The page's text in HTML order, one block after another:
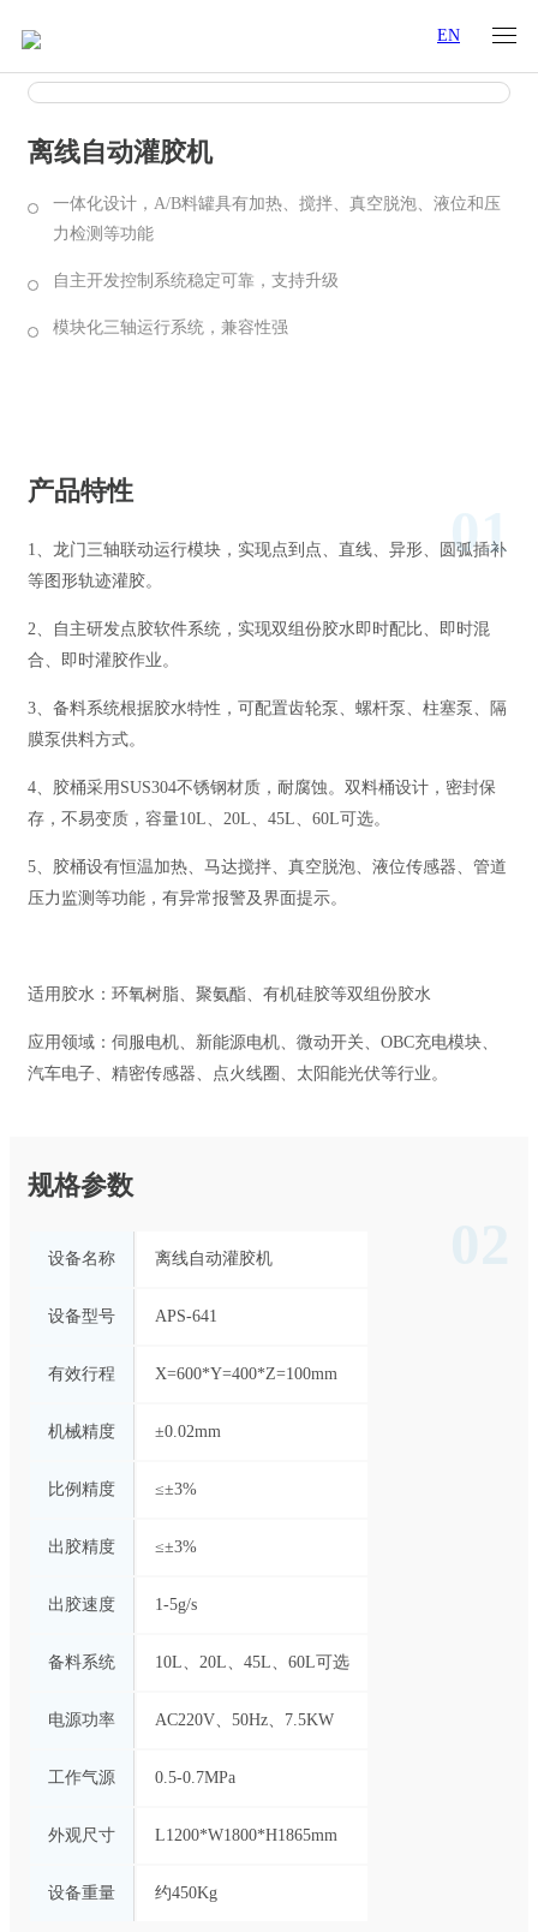
EN
离线自动灌胶机
一体化设计，A/B料罐具有加热、搅拌、真空脱泡、液位和压
力检测等功能
自主开发控制系统稳定可靠，支持升级
模块化三轴运行系统，兼容性强
产品特性
01
1、龙门三轴联动运行模块，实现点到点、直线、异形、圆弧插补
等图形轨迹灌胶。
2、自主研发点胶软件系统，实现双组份胶水即时配比、即时混
合、即时灌胶作业。
3、备料系统根据胶水特性，可配置齿轮泵、螺杆泵、柱塞泵、隔
膜泵供料方式。
4、胶桶采用SUS304不锈钢材质，耐腐蚀。双料桶设计，密封保
存，不易变质，容量10L、20L、45L、60L可选。
5、胶桶设有恒温加热、马达搅拌、真空脱泡、液位传感器、管道
压力监测等功能，有异常报警及界面提示。
适用胶水：环氧树脂、聚氨酯、有机硅胶等双组份胶水
应用领域：伺服电机、新能源电机、微动开关、OBC充电模块、
汽车电子、精密传感器、点火线圈、太阳能光伏等行业。
规格参数
设备名称 离线自动灌胶机
设备型号 APS-641
有效行程 X=600*Y=400*Z=100mm
机械精度 ±0.02mm
比例精度 ≤±3%
出胶精度 ≤±3%
出胶速度 1-5g/s
备料系统 10L、20L、45L、60L可选
电源功率 AC220V、50Hz、7.5KW
工作气源 0.5-0.7MPa
外观尺寸 L1200*W1800*H1865mm
设备重量 约450Kg